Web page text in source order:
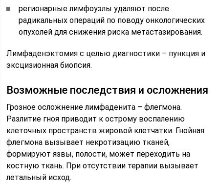
регионарные лимфоузлы удаляют после
радикальных операций по поводу онкологических
опухолей для снижения риска метастазирования.
Лимфаденэктомия с целью диагностики – пункция и
эксцизионная биопсия.
Возможные последствия и осложнения
Грозное осложнение лимфаденита – флегмона.
Разлитие гноя приводит к острому воспалению
клеточных пространств жировой клетчатки. Гнойная
флегмона вызывает некротизацию тканей,
формируют язвы, полости, может переходить на
костную ткань. При отсутствии терапии вызывает
летальный исход.